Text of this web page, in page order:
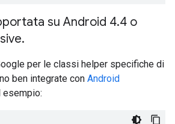
su Android 4.4 o
per le classi helper specifiche di
ben integrate con Android
esempio: